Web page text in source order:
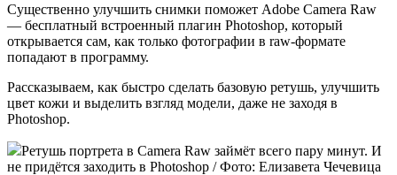
Существенно улучшить снимки поможет Adobe Camera Raw
— бесплатный встроенный плагин Photoshop, который
открывается сам, как только фотографии в raw-формате
попадают в программу.
Рассказываем, как быстро сделать базовую ретушь, улучшить
цвет кожи и выделить взгляд модели, даже не заходя в
Photoshop.
Ретушь портрета в Camera Raw займёт всего пару минут. И
не придётся заходить в Photoshop / Фото: Елизавета Чечевица